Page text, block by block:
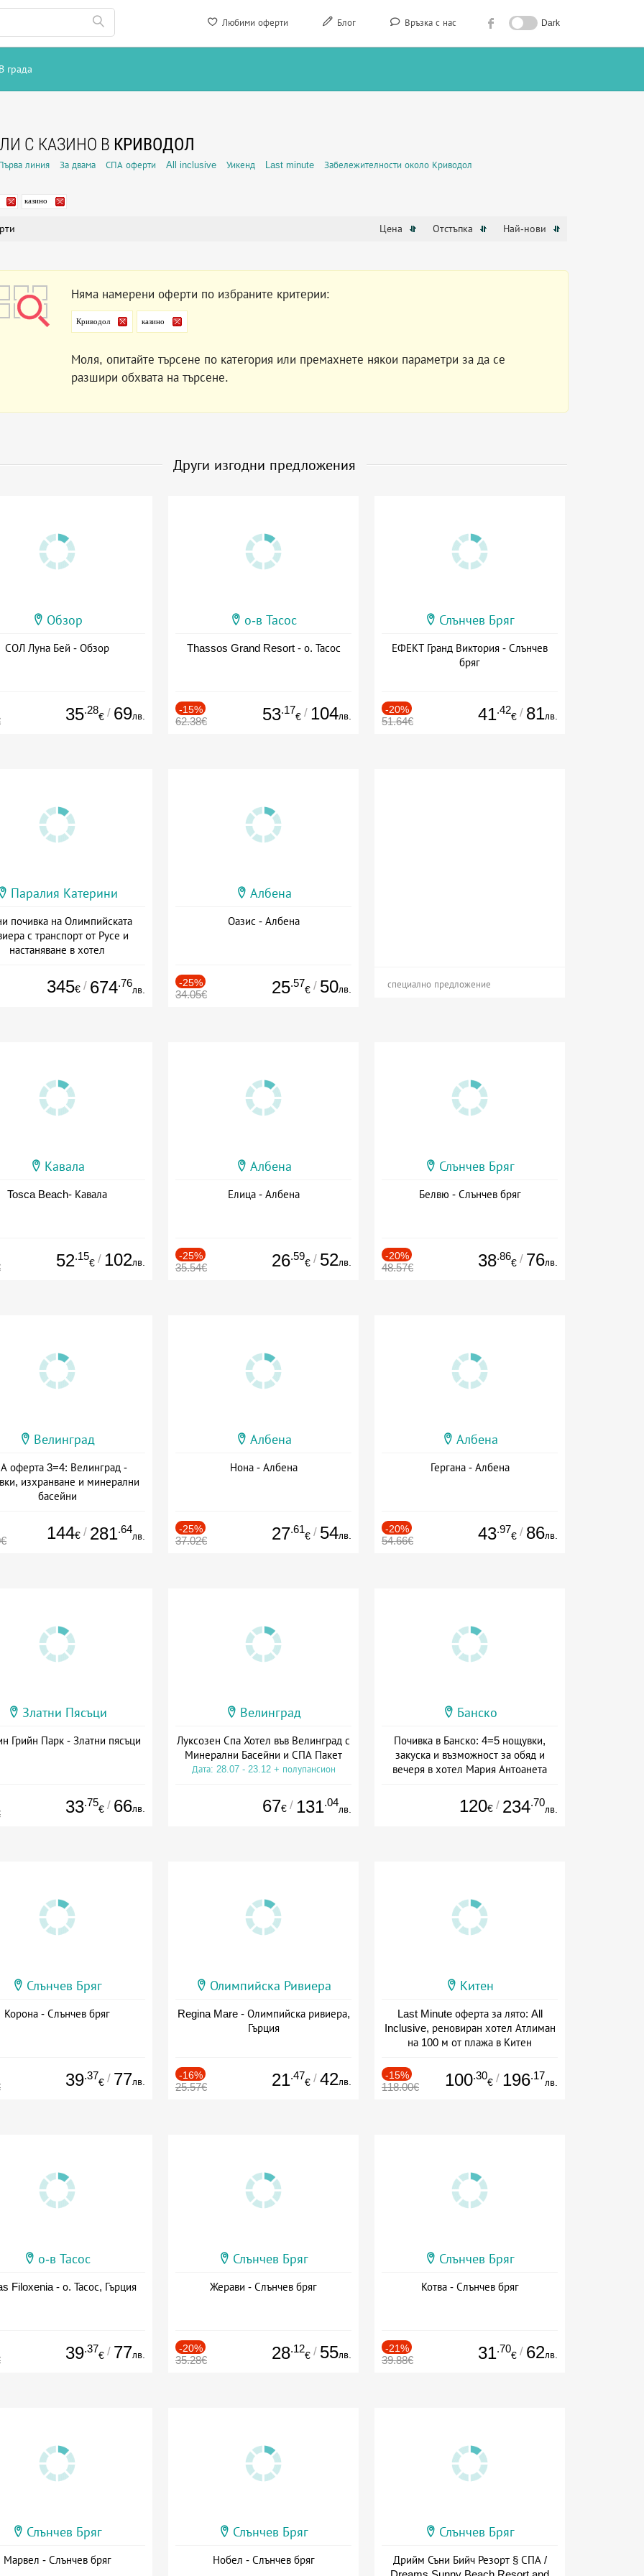
Любими оферти Блог Връзка с нас Dark
В града
С КАЗИНО В КРИВОДОЛ
линия За двама СПА оферти All inclusive Уикенд Last minute Забележителности около Криводол
казино
Цена Отстъпка Най-нови
Няма намерени оферти по избраните критерии:
Криводол казино
Моля, опитайте търсене по категория или премахнете някои параметри за да се
разшири обхвата на търсене.
Други изгодни предложения
Обзор
СОЛ Луна Бей - Обзор
35.28
€ / 69лв.
о-в Тасос
Thassos Grand Resort - о. Тасос
-15%
62.38€ 53.17
€ / 104лв.
Слънчев Бряг
ЕФЕКТ Гранд Виктория - Слънчев
бряг
-20%
51.64€ 41.42
€ / 81лв.
Паралия Катерини
почивка на Олимпийската
с транспорт от Русе и
настаняване в хотел
345€ / 674.76
лв.
Албена
Оазис - Албена
-25%
34.05€ 25.57
€ / 50лв. специално предложение
Кавала
Tosca Beach- Кавала
52.15
€ / 102лв.
Албена
Елица - Албена
-25%
35.54€ 26.59
€ / 52лв.
Слънчев Бряг
Белвю - Слънчев бряг
-20%
48.57€ 38.86
€ / 76лв.
Велинград
оферта 3=4: Велинград -
изхранване и минерални
басейни
144€ / 281.64
лв.
Албена
Нона - Албена
-25%
37.02€ 27.61
€ / 54лв.
Албена
Гергана - Албена
-20%
54.66€ 43.97
€ / 86лв.
Златни Пясъци
Грийн Парк - Златни пясъци
33.75
€ / 66лв.
Велинград
Луксозен Спа Хотел във Велинград с
Минерални Басейни и СПА Пакет
Дата: 28.07 - 23.12 + полупансион
67€ / 131.04
лв.
Банско
Почивка в Банско: 4=5 нощувки,
закуска и възможност за обяд и
вечеря в хотел Мария Антоанета
120€ / 234.70
лв.
Слънчев Бряг
Корона - Слънчев бряг
39.37
€ / 77лв.
Олимпийска Ривиера
Regina Mare - Олимпийска ривиера,
Гърция
-16%
25.57€ 21.47
€ / 42лв.
Китен
Last Minute оферта за лято: All
Inclusive, реновиран хотел Атлиман
на 100 м от плажа в Китен
-15%
118.00€ 100.30
€ / 196.17
лв.
о-в Тасос
Filoxenia - о. Тасос, Гърция
39.37
€ / 77лв.
Слънчев Бряг
Жерави - Слънчев бряг
-20%
35.28€ 28.12
€ / 55лв.
Слънчев Бряг
Котва - Слънчев бряг
-21%
39.88€ 31.70
€ / 62лв.
Слънчев Бряг
Марвел - Слънчев бряг
Слънчев Бряг
Нобел - Слънчев бряг
Слънчев Бряг
Дрийм Съни Бийч Резорт § СПА /